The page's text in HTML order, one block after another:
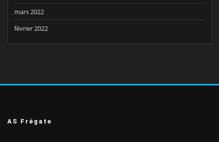
mars 2022
février 2022
AS Frégate